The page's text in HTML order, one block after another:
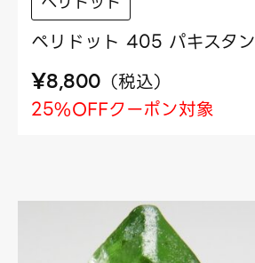
ペリドット 405 パキスタン
¥8,800 （税込）
25%OFFクーポン対象